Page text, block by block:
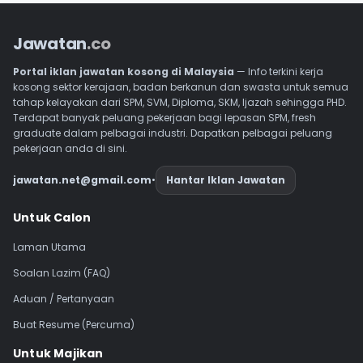
Jawatan.co
Portal iklan jawatan kosong di Malaysia — Info terkini kerja
kosong sektor kerajaan, badan berkanun dan swasta untuk semua
tahap kelayakan dari SPM, SVM, Diploma, SKM, Ijazah sehingga PHD.
Terdapat banyak peluang pekerjaan bagi lepasan SPM, fresh
graduate dalam pelbagai industri. Dapatkan pelbagai peluang
pekerjaan anda di sini.
jawatan.net@gmail.com• Hantar Iklan Jawatan
Navigasi Footer
Untuk Calon
Laman Utama
Soalan Lazim (FAQ)
Aduan / Pertanyaan
Buat Resume (Percuma)
Untuk Majikan